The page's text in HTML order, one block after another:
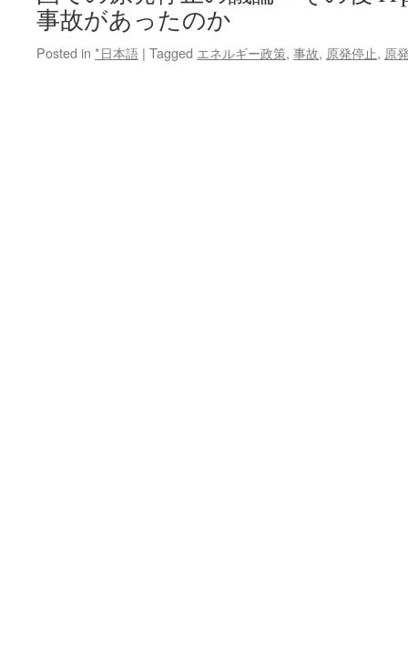
事故があったのか
Posted in *日本語 | Tagged エネルギー政策, 事故, 原発停止, 原